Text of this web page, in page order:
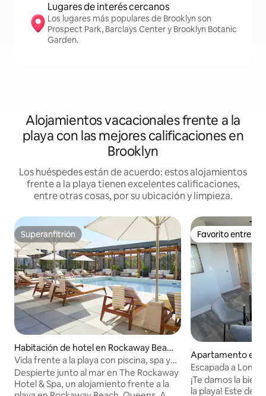
Lugares de interés cercanos
Los lugares más populares de Brooklyn son
Prospect Park, Barclays Center y Brooklyn Botanic
Garden.
Alojamientos vacacionales frente a la
playa con las mejores calificaciones en
Brooklyn
Los huéspedes están de acuerdo: estos alojamientos
frente a la playa tienen excelentes calificaciones,
entre otras cosas, por su ubicación y limpieza.
Superanfitrión
Superanfitrión
Habitación de hotel en Rockaway Beac
h
Vida frente a la playa con piscina, spa y
bar en la azotea
Despierte junto al mar en The Rockaway
Hotel & Spa, un alojamiento frente a la
Favorito entre
Favorito entre
Apartamento en
Escapada a Long
paseo marítimo
¡Te damos la
la playa! Este